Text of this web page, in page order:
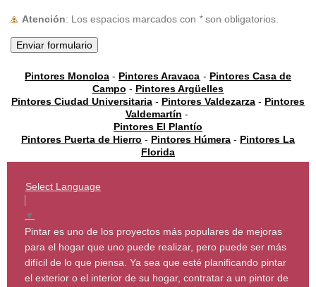
Atención : Los espacios marcados con *son obligatorios.
Pintores Moncloa - Pintores Aravaca - Pintores Casa de
Campo - Pintores Argüelles
Pintores Ciudad Universitaria - Pintores Valdezarza - Pintores
Valdemartín -
Pintores El Plantío
Pintores Puerta de Hierro - Pintores Húmera - Pintores La
Florida
Select Language
▼
Pintar es uno de los proyectos más populares de mejoras
para el hogar que uno puede realizar, pero puede ser más
difícil de lo que piensa. Ya sea que esté planificando pintar
el exterior o el interior de su hogar, contratar a un pintor de